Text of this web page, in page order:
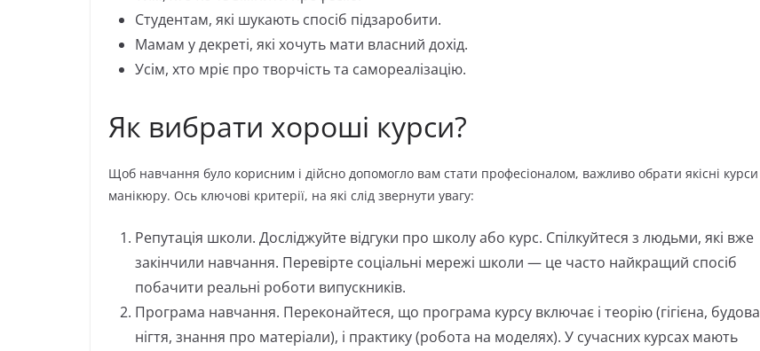
Студентам, які шукають спосіб підзаробити.
Мамам у декреті, які хочуть мати власний дохід.
Усім, хто мріє про творчість та самореалізацію.
Як вибрати хороші курси?
Щоб навчання було корисним і дійсно допомогло вам стати професіоналом, важливо обрати якісні курси
манікюру. Ось ключові критерії, на які слід звернути увагу:
Репутація школи. Досліджуйте відгуки про школу або курс. Спілкуйтеся з людьми, які вже
закінчили навчання. Перевірте соціальні мережі школи — це часто найкращий спосіб
побачити реальні роботи випускників.
Програма навчання. Переконайтеся, що програма курсу включає і теорію (гігієна, будова
нігтя, знання про матеріали), і практику (робота на моделях). У сучасних курсах мають